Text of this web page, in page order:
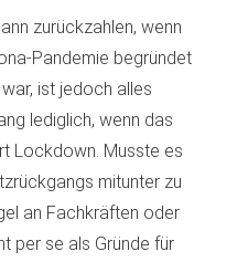
zurückzahlen, wenn
Pandemie begründet
ist jedoch alles
lediglich, wenn das
Lockdown. Musste es
mitunter zu
an Fachkräften oder
per se als Gründe für